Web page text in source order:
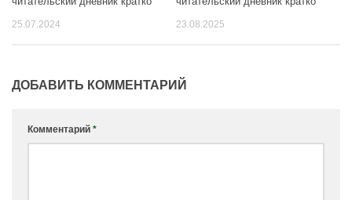
25.07.2024 23.08.2025
ДОБАВИТЬ КОММЕНТАРИЙ
Комментарий *